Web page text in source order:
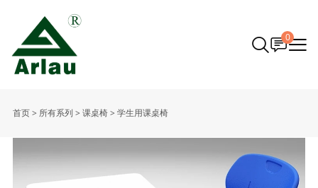
0
首页> 所有系列 > 课桌椅> 学生用课桌椅